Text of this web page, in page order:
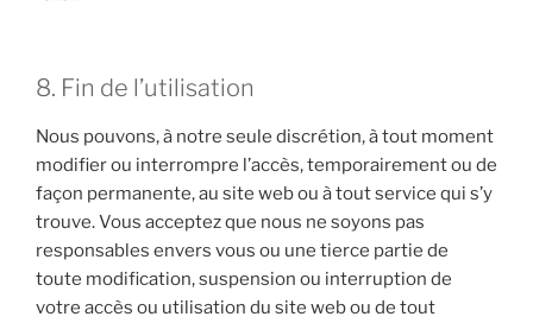
8. Fin de l’utilisation
Nous pouvons, à notre seule discrétion, à tout moment
modifier ou interrompre l’accès, temporairement ou de
façon permanente, au site web ou à tout service qui s’y
trouve. Vous acceptez que nous ne soyons pas
responsables envers vous ou une tierce partie de
toute modification, suspension ou interruption de
votre accès ou utilisation du site web ou de tout